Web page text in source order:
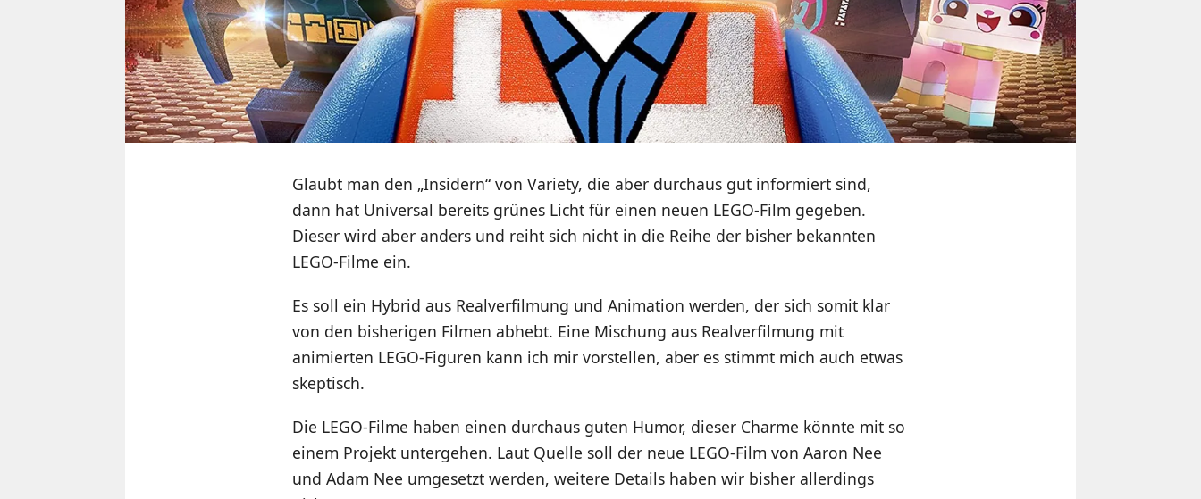
Glaubt man den „Insidern“ von Variety, die aber durchaus gut informiert sind,
dann hat Universal bereits grünes Licht für einen neuen LEGO-Film gegeben.
Dieser wird aber anders und reiht sich nicht in die Reihe der bisher bekannten
LEGO-Filme ein.
Es soll ein Hybrid aus Realverfilmung und Animation werden, der sich somit klar
von den bisherigen Filmen abhebt. Eine Mischung aus Realverfilmung mit
animierten LEGO-Figuren kann ich mir vorstellen, aber es stimmt mich auch etwas
skeptisch.
Die LEGO-Filme haben einen durchaus guten Humor, dieser Charme könnte mit so
einem Projekt untergehen. Laut Quelle soll der neue LEGO-Film von Aaron Nee
und Adam Nee umgesetzt werden, weitere Details haben wir bisher allerdings